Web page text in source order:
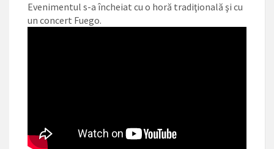
Evenimentul s-a încheiat cu o horă tradiţională şi cu
un concert Fuego.